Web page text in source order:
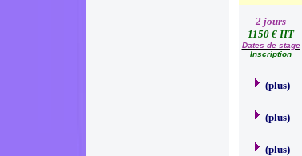
2 jours
1150 € HT
Dates de stage
Inscription
(plus)
(plus)
(plus)